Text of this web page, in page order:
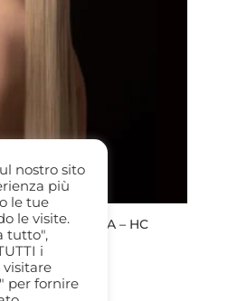
70CM EMILIA – HC
nostro sito
più
le tue
le visite.
tutto",
i
visitare
per fornire